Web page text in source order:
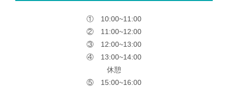
① 10:00~11:00
② 11:00~12:00
③ 12:00~13:00
④ 13:00~14:00
休憩
⑤ 15:00~16:00